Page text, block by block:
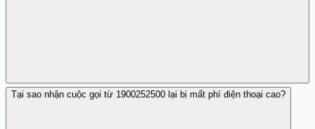
Có đáng lo. Một người đóng góp đã báo cáo 1900252500
Tại sao nhận cuộc gọi từ 1900252500 lại bị mất phí điện thoại cao?